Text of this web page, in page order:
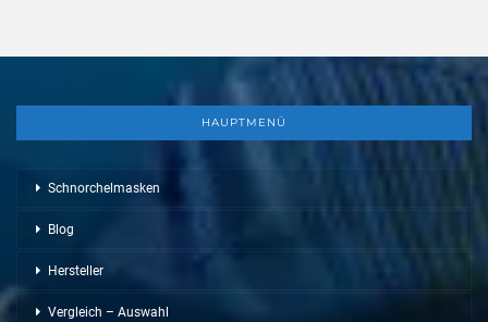
HAUPTMENÜ
Schnorchelmasken
Blog
Hersteller
Vergleich – Auswahl